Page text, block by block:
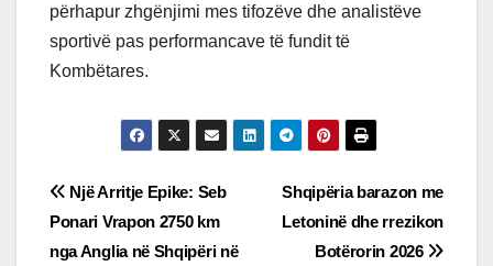
përhapur zhgënjimi mes tifozëve dhe analistëve
sportivë pas performancave të fundit të
Kombëtares.
Post
navigation
Shqipëria barazon me
Letoninë dhe rrezikon
Botërorin 2026
Një Arritje Epike: Seb
Ponari Vrapon 2750 km
nga Anglia në Shqipëri në